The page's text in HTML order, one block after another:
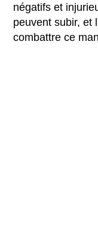
négatifs et
peuvent subir, et
combattre ce